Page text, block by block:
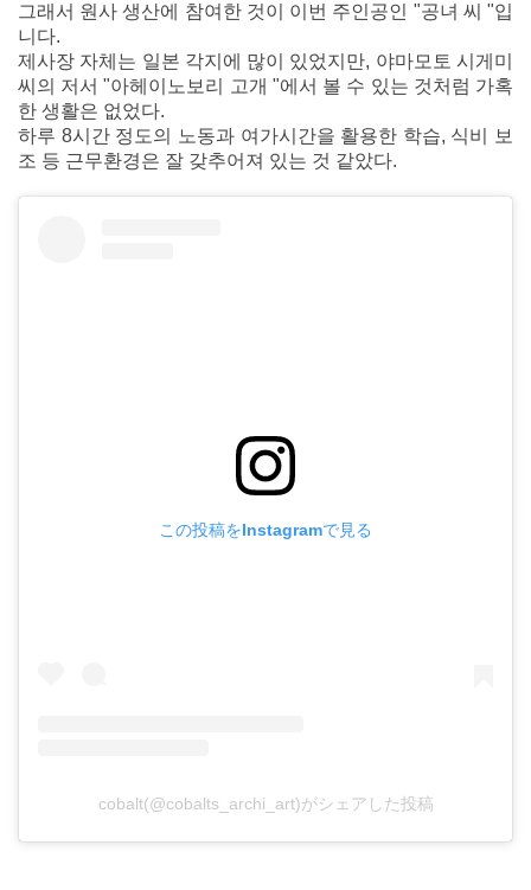
그래서 원사 생산에 참여한 것이 이번 주인공인 "공녀 씨 "입
니다.
제사장 자체는 일본 각지에 많이 있었지만, 야마모토 시게미
씨의 저서 "아헤이노보리 고개 "에서 볼 수 있는 것처럼 가혹
한 생활은 없었다.
하루 8시간 정도의 노동과 여가시간을 활용한 학습, 식비 보
조 등 근무환경은 잘 갖추어져 있는 것 같았다.
この投稿をInstagramで見る
cobalt(@cobalts_archi_art)がシェアした投稿